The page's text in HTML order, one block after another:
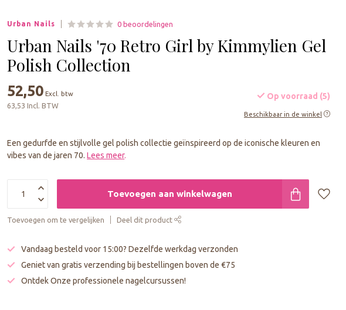
Urban Nails 0 beoordelingen
Urban Nails '70 Retro Girl by Kimmylien Gel
Polish Collection
52,50 Excl. btw
63,53 Incl. BTW
Op voorraad (5)
Beschikbaar in de winkel
Een gedurfde en stijlvolle gel polish collectie geïnspireerd op de iconische kleuren en
vibes van de jaren 70.Lees meer.
Toevoegen aan winkelwagen
Toevoegen om te vergelijken Deel dit product
Vandaag besteld voor 15:00? Dezelfde werkdag verzonden
Geniet van gratis verzending bij bestellingen boven de €75
Ontdek Onze professionele nagelcursussen!